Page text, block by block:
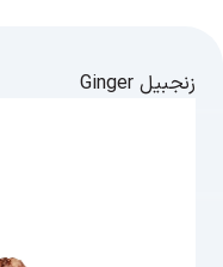
زنجبیل Ginger